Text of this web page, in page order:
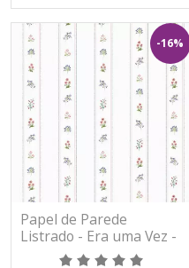
-16%
Papel de Parede
Listrado - Era uma Vez -
89914 - Vinílico